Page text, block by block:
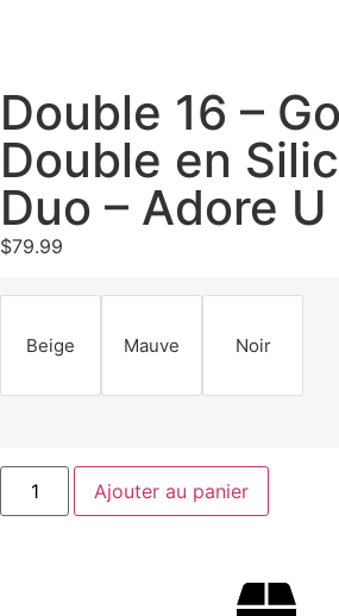
Double 16 –
Double en
Duo – Adore U
$79.99
Beige Mauve Noir
Ajouter au panier